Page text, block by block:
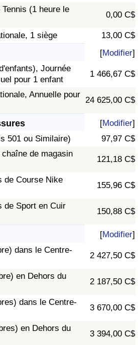
(1 heure le
0,00 C$
1 siège 13,00 C$
[Modifier]
Journée
pour 1 enfant
1 466,67 C$
Annuelle pour
24 625,00 C$
[Modifier]
501 ou Similaire)
97,97 C$
de magasin
121,18 C$
de Course Nike
155,96 C$
de Sport en Cuir
150,88 C$
[Modifier]
dans le Centre-
2 427,50 C$
en Dehors du
2 187,50 C$
dans le Centre-
3 670,00 C$
en Dehors du
3 394,00 C$